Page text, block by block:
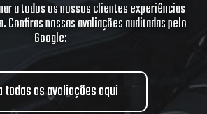
a todos os nossos clientes experiências
Confiras nossas avaliações auditadas pelo
Google:
todas as avaliações aqui